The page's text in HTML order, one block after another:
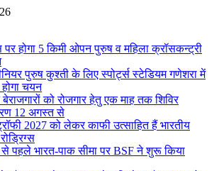
पर होगा 5 किमी ओपन पुरुष व महिला क्रॉसकन्ट्री
पुरुष कुश्ती के ल‍िए स्पोर्ट्स स्टेडियम गणेशरा में
चयन
बेराजगारों को रोजगार हेतु एक माह तक शिविर
12 अगस्त से
2027 को लेकर काफी उत्साहित हैं भारतीय
पहले भारत-पाक सीमा पर BSF ने शुरू किया